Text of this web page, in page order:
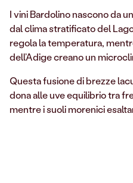
I vini Bardolino nascono da
dal clima stratificato del
regola la temperatura,
dell’Adige creano un
Questa fusione di brezze
dona alle uve equilibrio tra
mentre i suoli morenici